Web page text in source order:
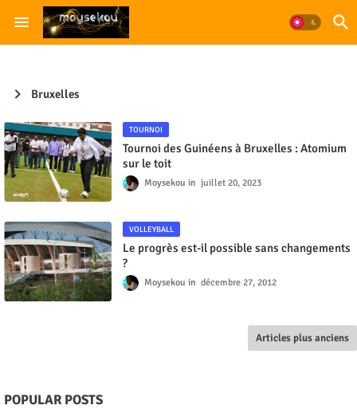
Bruxelles
TOURNOI
Tournoi des Guinéens à Bruxelles : Atomium
sur le toit
Moysekou juillet 20, 2023
VOLLEYBALL
Le progrès est-il possible sans changements
?
Moysekou décembre 27, 2012
Articles plus anciens
POPULAR POSTS